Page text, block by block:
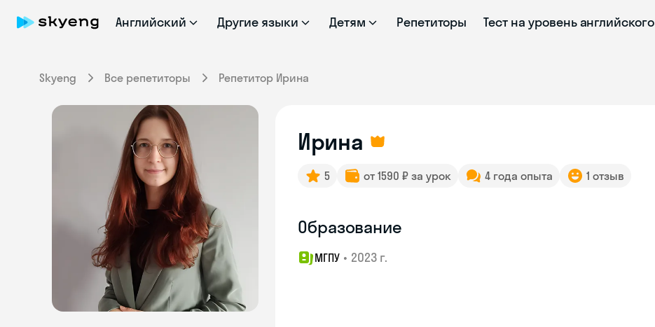
Английский Другие языки Детям Репетиторы Тест на уровень английского
Skyeng Все репетиторы Репетитор Ирина
Ирина
5 от 1590 ₽ за урок 4 года опыта 1 отзыв
Образование
МГПУ • 2023 г.